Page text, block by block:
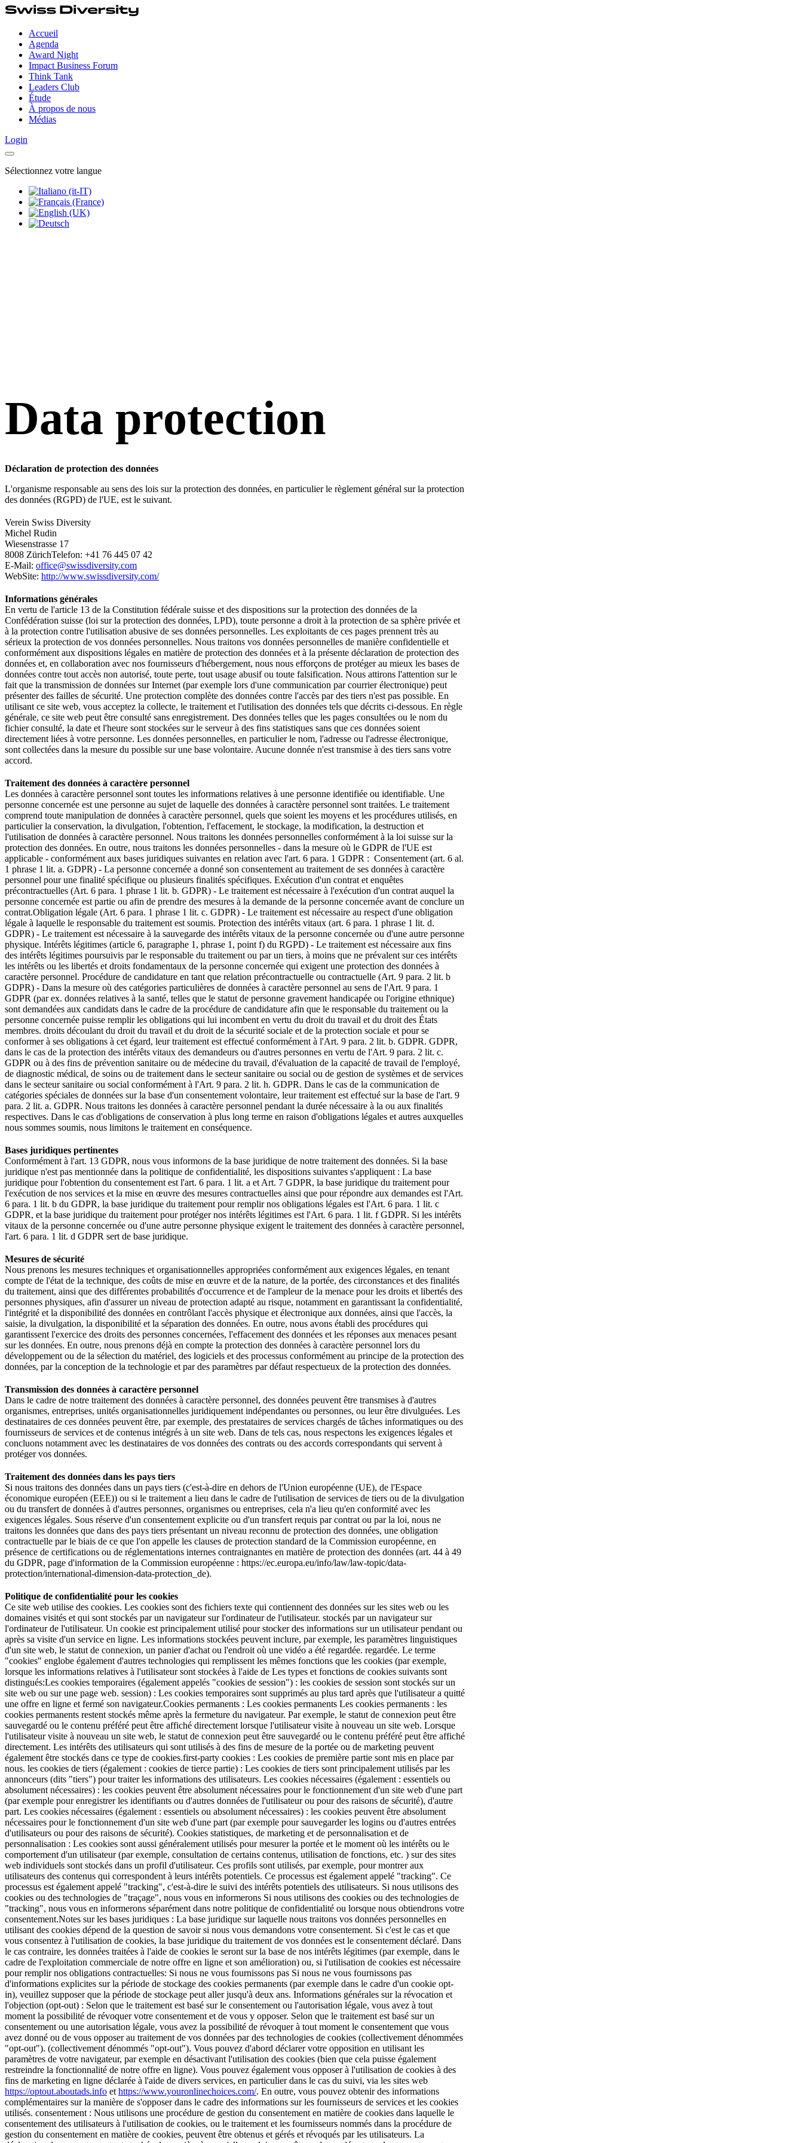
Accueil
Agenda
Award Night
Impact Business Forum
Think Tank
Leaders Club
Étude
À propos de nous
Médias
Login
Sélectionnez votre langue
Data protection
Déclaration de protection des données
L'organisme responsable au sens des lois sur la protection des données, en particulier le règlement général sur la protection
des données (RGPD) de l'UE, est le suivant.
Verein Swiss Diversity
Michel Rudin
Wiesenstrasse 17
8008 ZürichTelefon: +41 76 445 07 42
E-Mail: office@swissdiversity.com
WebSite: http://www.swissdiversity.com/
Informations générales
En vertu de l'article 13 de la Constitution fédérale suisse et des dispositions sur la protection des données de la
Confédération suisse (loi sur la protection des données, LPD), toute personne a droit à la protection de sa sphère privée et
à la protection contre l'utilisation abusive de ses données personnelles. Les exploitants de ces pages prennent très au
sérieux la protection de vos données personnelles. Nous traitons vos données personnelles de manière confidentielle et
conformément aux dispositions légales en matière de protection des données et à la présente déclaration de protection des
données et, en collaboration avec nos fournisseurs d'hébergement, nous nous efforçons de protéger au mieux les bases de
données contre tout accès non autorisé, toute perte, tout usage abusif ou toute falsification. Nous attirons l'attention sur le
fait que la transmission de données sur Internet (par exemple lors d'une communication par courrier électronique) peut
présenter des failles de sécurité. Une protection complète des données contre l'accès par des tiers n'est pas possible. En
utilisant ce site web, vous acceptez la collecte, le traitement et l'utilisation des données tels que décrits ci-dessous. En règle
générale, ce site web peut être consulté sans enregistrement. Des données telles que les pages consultées ou le nom du
fichier consulté, la date et l'heure sont stockées sur le serveur à des fins statistiques sans que ces données soient
directement liées à votre personne. Les données personnelles, en particulier le nom, l'adresse ou l'adresse électronique,
sont collectées dans la mesure du possible sur une base volontaire. Aucune donnée n'est transmise à des tiers sans votre
accord.
Traitement des données à caractère personnel
Les données à caractère personnel sont toutes les informations relatives à une personne identifiée ou identifiable. Une
personne concernée est une personne au sujet de laquelle des données à caractère personnel sont traitées. Le traitement
comprend toute manipulation de données à caractère personnel, quels que soient les moyens et les procédures utilisés, en
particulier la conservation, la divulgation, l'obtention, l'effacement, le stockage, la modification, la destruction et
l'utilisation de données à caractère personnel. Nous traitons les données personnelles conformément à la loi suisse sur la
protection des données. En outre, nous traitons les données personnelles - dans la mesure où le GDPR de l'UE est
applicable - conformément aux bases juridiques suivantes en relation avec l'art. 6 para. 1 GDPR : ‍ Consentement (art. 6 al.
1 phrase 1 lit. a. GDPR) - La personne concernée a donné son consentement au traitement de ses données à caractère
personnel pour une finalité spécifique ou plusieurs finalités spécifiques. Exécution d'un contrat et enquêtes
précontractuelles (Art. 6 para. 1 phrase 1 lit. b. GDPR) - Le traitement est nécessaire à l'exécution d'un contrat auquel la
personne concernée est partie ou afin de prendre des mesures à la demande de la personne concernée avant de conclure un
contrat.Obligation légale (Art. 6 para. 1 phrase 1 lit. c. GDPR) - Le traitement est nécessaire au respect d'une obligation
légale à laquelle le responsable du traitement est soumis. Protection des intérêts vitaux (art. 6 para. 1 phrase 1 lit. d.
GDPR) - Le traitement est nécessaire à la sauvegarde des intérêts vitaux de la personne concernée ou d'une autre personne
physique. Intérêts légitimes (article 6, paragraphe 1, phrase 1, point f) du RGPD) - Le traitement est nécessaire aux fins
des intérêts légitimes poursuivis par le responsable du traitement ou par un tiers, à moins que ne prévalent sur ces intérêts
les intérêts ou les libertés et droits fondamentaux de la personne concernée qui exigent une protection des données à
caractère personnel. Procédure de candidature en tant que relation précontractuelle ou contractuelle (Art. 9 para. 2 lit. b
GDPR) - Dans la mesure où des catégories particulières de données à caractère personnel au sens de l'Art. 9 para. 1
GDPR (par ex. données relatives à la santé, telles que le statut de personne gravement handicapée ou l'origine ethnique)
sont demandées aux candidats dans le cadre de la procédure de candidature afin que le responsable du traitement ou la
personne concernée puisse remplir les obligations qui lui incombent en vertu du droit du travail et du droit des États
membres. droits découlant du droit du travail et du droit de la sécurité sociale et de la protection sociale et pour se
conformer à ses obligations à cet égard, leur traitement est effectué conformément à l'Art. 9 para. 2 lit. b. GDPR. GDPR,
dans le cas de la protection des intérêts vitaux des demandeurs ou d'autres personnes en vertu de l'Art. 9 para. 2 lit. c.
GDPR ou à des fins de prévention sanitaire ou de médecine du travail, d'évaluation de la capacité de travail de l'employé,
de diagnostic médical, de soins ou de traitement dans le secteur sanitaire ou social ou de gestion de systèmes et de services
dans le secteur sanitaire ou social conformément à l'Art. 9 para. 2 lit. h. GDPR. Dans le cas de la communication de
catégories spéciales de données sur la base d'un consentement volontaire, leur traitement est effectué sur la base de l'art. 9
para. 2 lit. a. GDPR. Nous traitons les données à caractère personnel pendant la durée nécessaire à la ou aux finalités
respectives. Dans le cas d'obligations de conservation à plus long terme en raison d'obligations légales et autres auxquelles
nous sommes soumis, nous limitons le traitement en conséquence.
Bases juridiques pertinentes
Conformément à l'art. 13 GDPR, nous vous informons de la base juridique de notre traitement des données. Si la base
juridique n'est pas mentionnée dans la politique de confidentialité, les dispositions suivantes s'appliquent : La base
juridique pour l'obtention du consentement est l'art. 6 para. 1 lit. a et Art. 7 GDPR, la base juridique du traitement pour
l'exécution de nos services et la mise en œuvre des mesures contractuelles ainsi que pour répondre aux demandes est l'Art.
6 para. 1 lit. b du GDPR, la base juridique du traitement pour remplir nos obligations légales est l'Art. 6 para. 1 lit. c
GDPR, et la base juridique du traitement pour protéger nos intérêts légitimes est l'Art. 6 para. 1 lit. f GDPR. Si les intérêts
vitaux de la personne concernée ou d'une autre personne physique exigent le traitement des données à caractère personnel,
l'art. 6 para. 1 lit. d GDPR sert de base juridique.
Mesures de sécurité
Nous prenons les mesures techniques et organisationnelles appropriées conformément aux exigences légales, en tenant
compte de l'état de la technique, des coûts de mise en œuvre et de la nature, de la portée, des circonstances et des finalités
du traitement, ainsi que des différentes probabilités d'occurrence et de l'ampleur de la menace pour les droits et libertés des
personnes physiques, afin d'assurer un niveau de protection adapté au risque, notamment en garantissant la confidentialité,
l'intégrité et la disponibilité des données en contrôlant l'accès physique et électronique aux données, ainsi que l'accès, la
saisie, la divulgation, la disponibilité et la séparation des données. En outre, nous avons établi des procédures qui
garantissent l'exercice des droits des personnes concernées, l'effacement des données et les réponses aux menaces pesant
sur les données. En outre, nous prenons déjà en compte la protection des données à caractère personnel lors du
développement ou de la sélection du matériel, des logiciels et des processus conformément au principe de la protection des
données, par la conception de la technologie et par des paramètres par défaut respectueux de la protection des données.
Transmission des données à caractère personnel
Dans le cadre de notre traitement des données à caractère personnel, des données peuvent être transmises à d'autres
organismes, entreprises, unités organisationnelles juridiquement indépendantes ou personnes, ou leur être divulguées. Les
destinataires de ces données peuvent être, par exemple, des prestataires de services chargés de tâches informatiques ou des
fournisseurs de services et de contenus intégrés à un site web. Dans de tels cas, nous respectons les exigences légales et
concluons notamment avec les destinataires de vos données des contrats ou des accords correspondants qui servent à
protéger vos données.
Traitement des données dans les pays tiers
Si nous traitons des données dans un pays tiers (c'est-à-dire en dehors de l'Union européenne (UE), de l'Espace
économique européen (EEE)) ou si le traitement a lieu dans le cadre de l'utilisation de services de tiers ou de la divulgation
ou du transfert de données à d'autres personnes, organismes ou entreprises, cela n'a lieu qu'en conformité avec les
exigences légales. Sous réserve d'un consentement explicite ou d'un transfert requis par contrat ou par la loi, nous ne
traitons les données que dans des pays tiers présentant un niveau reconnu de protection des données, une obligation
contractuelle par le biais de ce que l'on appelle les clauses de protection standard de la Commission européenne, en
présence de certifications ou de réglementations internes contraignantes en matière de protection des données (art. 44 à 49
du GDPR, page d'information de la Commission européenne : https://ec.europa.eu/info/law/law-topic/data-
protection/international-dimension-data-protection_de).
Politique de confidentialité pour les cookies
Ce site web utilise des cookies. Les cookies sont des fichiers texte qui contiennent des données sur les sites web ou les
domaines visités et qui sont stockés par un navigateur sur l'ordinateur de l'utilisateur. stockés par un navigateur sur
l'ordinateur de l'utilisateur. Un cookie est principalement utilisé pour stocker des informations sur un utilisateur pendant ou
après sa visite d'un service en ligne. Les informations stockées peuvent inclure, par exemple, les paramètres linguistiques
d'un site web, le statut de connexion, un panier d'achat ou l'endroit où une vidéo a été regardée. regardée. Le terme
"cookies" englobe également d'autres technologies qui remplissent les mêmes fonctions que les cookies (par exemple,
lorsque les informations relatives à l'utilisateur sont stockées à l'aide de Les types et fonctions de cookies suivants sont
distingués:Les cookies temporaires (également appelés "cookies de session") : les cookies de session sont stockés sur un
site web ou sur une page web. session) : Les cookies temporaires sont supprimés au plus tard après que l'utilisateur a quitté
une offre en ligne et fermé son navigateur.Cookies permanents : Les cookies permanents Les cookies permanents : les
cookies permanents restent stockés même après la fermeture du navigateur. Par exemple, le statut de connexion peut être
sauvegardé ou le contenu préféré peut être affiché directement lorsque l'utilisateur visite à nouveau un site web. Lorsque
l'utilisateur visite à nouveau un site web, le statut de connexion peut être sauvegardé ou le contenu préféré peut être affiché
directement. Les intérêts des utilisateurs qui sont utilisés à des fins de mesure de la portée ou de marketing peuvent
également être stockés dans ce type de cookies.first-party cookies : Les cookies de première partie sont mis en place par
nous. les cookies de tiers (également : cookies de tierce partie) : Les cookies de tiers sont principalement utilisés par les
annonceurs (dits "tiers") pour traiter les informations des utilisateurs. Les cookies nécessaires (également : essentiels ou
absolument nécessaires) : les cookies peuvent être absolument nécessaires pour le fonctionnement d'un site web d'une part
(par exemple pour enregistrer les identifiants ou d'autres données de l'utilisateur ou pour des raisons de sécurité), d'autre
part. Les cookies nécessaires (également : essentiels ou absolument nécessaires) : les cookies peuvent être absolument
nécessaires pour le fonctionnement d'un site web d'une part (par exemple pour sauvegarder les logins ou d'autres entrées
d'utilisateurs ou pour des raisons de sécurité). Cookies statistiques, de marketing et de personnalisation et de
personnalisation : Les cookies sont aussi généralement utilisés pour mesurer la portée et le moment où les intérêts ou le
comportement d'un utilisateur (par exemple, consultation de certains contenus, utilisation de fonctions, etc. ) sur des sites
web individuels sont stockés dans un profil d'utilisateur. Ces profils sont utilisés, par exemple, pour montrer aux
utilisateurs des contenus qui correspondent à leurs intérêts potentiels. Ce processus est également appelé "tracking". Ce
processus est également appelé "tracking", c'est-à-dire le suivi des intérêts potentiels des utilisateurs. Si nous utilisons des
cookies ou des technologies de "traçage", nous vous en informerons Si nous utilisons des cookies ou des technologies de
"tracking", nous vous en informerons séparément dans notre politique de confidentialité ou lorsque nous obtiendrons votre
consentement.Notes sur les bases juridiques : La base juridique sur laquelle nous traitons vos données personnelles en
utilisant des cookies dépend de la question de savoir si nous vous demandons votre consentement. Si c'est le cas et que
vous consentez à l'utilisation de cookies, la base juridique du traitement de vos données est le consentement déclaré. Dans
le cas contraire, les données traitées à l'aide de cookies le seront sur la base de nos intérêts légitimes (par exemple, dans le
cadre de l'exploitation commerciale de notre offre en ligne et son amélioration) ou, si l'utilisation de cookies est nécessaire
pour remplir nos obligations contractuelles: Si nous ne vous fournissons pas Si nous ne vous fournissons pas
d'informations explicites sur la période de stockage des cookies permanents (par exemple dans le cadre d'un cookie opt-
in), veuillez supposer que la période de stockage peut aller jusqu'à deux ans. Informations générales sur la révocation et
l'objection (opt-out) : Selon que le traitement est basé sur le consentement ou l'autorisation légale, vous avez à tout
moment la possibilité de révoquer votre consentement et de vous y opposer. Selon que le traitement est basé sur un
consentement ou une autorisation légale, vous avez la possibilité de révoquer à tout moment le consentement que vous
avez donné ou de vous opposer au traitement de vos données par des technologies de cookies (collectivement dénommées
"opt-out"). (collectivement dénommés "opt-out"). Vous pouvez d'abord déclarer votre opposition en utilisant les
paramètres de votre navigateur, par exemple en désactivant l'utilisation des cookies (bien que cela puisse également
restreindre la fonctionnalité de notre offre en ligne). Vous pouvez également vous opposer à l'utilisation de cookies à des
fins de marketing en ligne déclarée à l'aide de divers services, en particulier dans le cas du suivi, via les sites web
https://optout.aboutads.info et https://www.youronlinechoices.com/. En outre, vous pouvez obtenir des informations
complémentaires sur la manière de s'opposer dans le cadre des informations sur les fournisseurs de services et les cookies
utilisés. consentement : Nous utilisons une procédure de gestion du consentement en matière de cookies dans laquelle le
consentement des utilisateurs à l'utilisation de cookies, ou le traitement et les fournisseurs nommés dans la procédure de
gestion du consentement en matière de cookies, peuvent être obtenus et gérés et révoqués par les utilisateurs. La